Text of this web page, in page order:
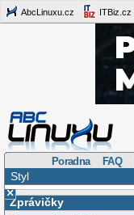
AbcLinuxu.cz ITBiz.cz
Poradna FAQ
Styl
×
Zprávičky